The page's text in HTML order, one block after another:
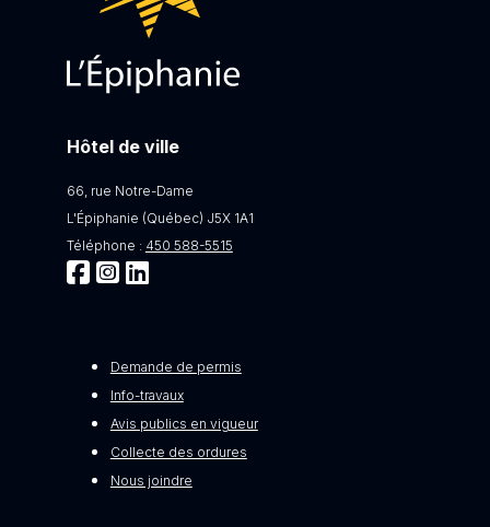
Hôtel de ville
66, rue Notre-Dame
L'Épiphanie (Québec) J5X 1A1
Téléphone : 450 588-5515
Demande de permis
Info-travaux
Avis publics en vigueur
Collecte des ordures
Nous joindre